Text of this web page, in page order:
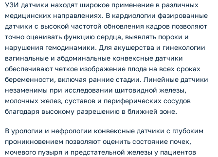
УЗИ датчики находят широкое применение в различных
медицинских направлениях. В кардиологии фазированные
датчики с высокой частотой обновления кадров позволяют
точно оценивать функцию сердца, выявлять пороки и
нарушения гемодинамики. Для акушерства и гинекологии
вагинальные и абдоминальные конвексные датчики
обеспечивают четкое изображение плода на всех сроках
беременности, включая ранние стадии. Линейные датчики
незаменимы при исследовании щитовидной железы,
молочных желез, суставов и периферических сосудов
благодаря высокому разрешению в ближней зоне.
В урологии и нефрологии конвексные датчики с глубоким
проникновением позволяют оценить состояние почек,
мочевого пузыря и предстательной железы у пациентов